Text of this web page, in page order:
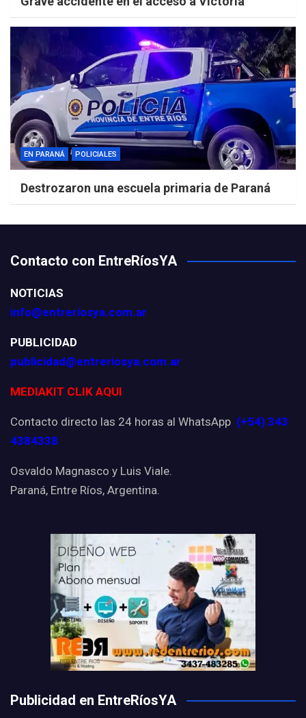
EN PARANÁ POLICIALES
Destrozaron una escuela primaria de Paraná
Contacto con EntreRíosYA
NOTICIAS
info@entreriosya.com.ar
PUBLICIDAD
publicidad@entreriosya.com.ar
MEDIAKIT CLIK AQUI
Contacto directo las 24 horas al WhatsApp (+54) 343
4384338
Osvaldo Magnasco y Luis Viale.
Paraná, Entre Ríos, Argentina.
Publicidad en EntreRíosYA